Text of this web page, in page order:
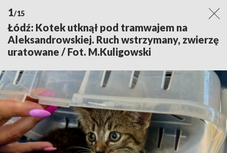
1/15
Łódź: Kotek utknął pod tramwajem na
Aleksandrowskiej. Ruch wstrzymany, zwierzę
uratowane / Fot. M.Kuligowski